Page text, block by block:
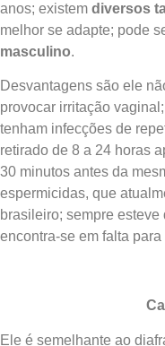
anos; existem diversos
melhor se adapte; pode
masculino.
Desvantagens são ele
provocar irritação
tenham infecções de
retirado de 8 a 24 horas
30 minutos antes da
espermicidas, que
brasileiro; sempre
encontra-se em falta para
Ele é semelhante ao